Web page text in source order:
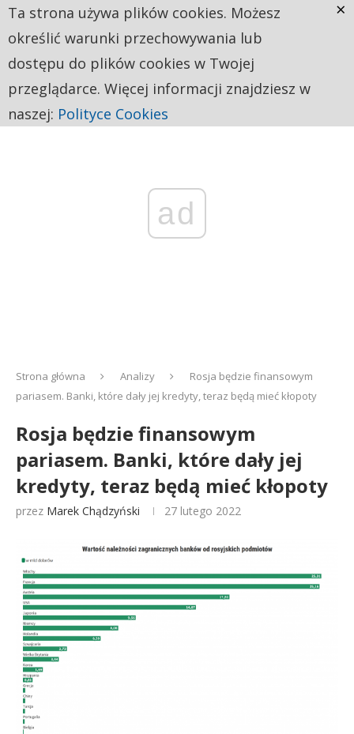
ad
Strona główna Analizy
Rosja będzie finansowym
pariasem. Banki, które dały jej kredyty, teraz będą mieć kłopoty
Rosja będzie finansowym
pariasem. Banki, które dały jej
kredyty, teraz będą mieć kłopoty
przez Marek Chądzyński 27 lutego 2022
Ta strona używa plików cookies. Możesz
określić warunki przechowywania lub
dostępu do plików cookies w Twojej
przeglądarce. Więcej informacji znajdziesz w
naszej: Polityce Cookies
×